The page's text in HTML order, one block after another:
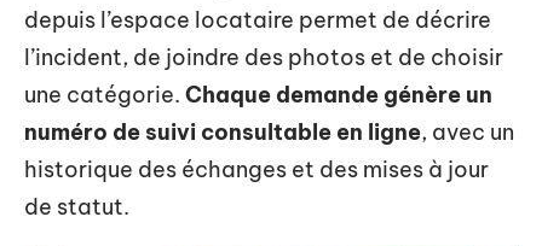
depuis l’espace locataire permet de décrire
l’incident, de joindre des photos et de choisir
une catégorie. Chaque demande génère un
numéro de suivi consultable en ligne, avec un
historique des échanges et des mises à jour
de statut.